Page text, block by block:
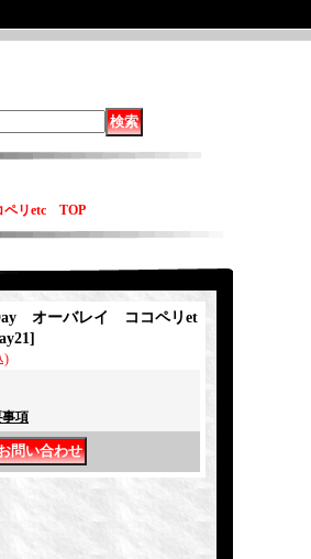
リetc TOP
オーバレイ ココペリet
]
)
項